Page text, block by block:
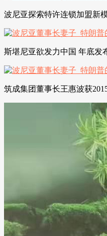
波尼亚探索特许连锁加盟新
斯堪尼亚欲发力中国 年底发
筑成集团董事长王惠波获